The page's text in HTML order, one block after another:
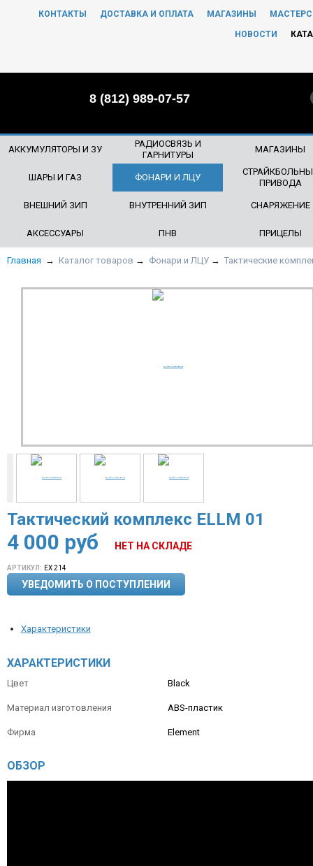
КОНТАКТЫ ДОСТАВКА И ОПЛАТА МАГАЗИНЫ
НОВОСТИ
8 (812) 989-07-57
АККУМУЛЯТОРЫ И ЗУ
РАДИОСВЯЗЬ И
ГАРНИТУРЫ
МАГАЗИНЫ
ШАРЫ И ГАЗ ФОНАРИ И ЛЦУ
ПРИВОДА
ВНЕШНИЙ ЗИП ВНУТРЕННИЙ ЗИП СНАРЯЖЕНИЕ
АКСЕССУАРЫ ПНВ ПРИЦЕЛЫ
Главная → Каталог товаров → Фонари и ЛЦУ→ Тактические
Тактический комплекс ELLM 01
4 000 руб НЕТ НА СКЛАДЕ
АРТИКУЛ: EX 214
УВЕДОМИТЬ О ПОСТУПЛЕНИИ
Характеристики
ХАРАКТЕРИСТИКИ
Цвет Black
Материал изготовления ABS-пластик
Фирма Element
ОБЗОР
ЧТО БУДЕМ ИСКАТЬ?